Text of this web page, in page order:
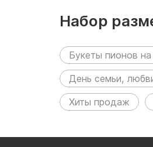
Набор
разделах:
Букеты пионов
День семьи,
Хиты продаж